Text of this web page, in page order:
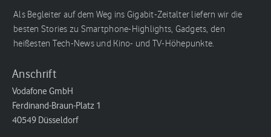
Als Begleiter auf dem Weg ins Gigabit-Zeitalter liefern wir die
besten Stories zu Smartphone-Highlights, Gadgets, den
heißesten Tech-News und Kino- und TV-Höhepunkte.
Anschrift
Vodafone GmbH
Ferdinand-Braun-Platz 1
40549 Düsseldorf